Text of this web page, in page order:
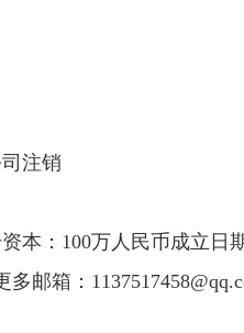
注销
本：100万人民币成立日
多邮箱：